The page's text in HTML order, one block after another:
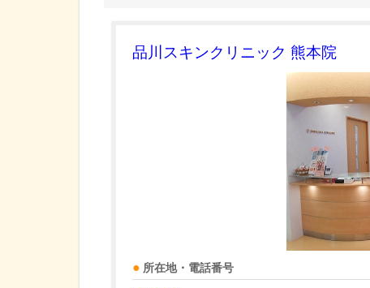
品川スキンクリニック 熊本院
所在地・電話番号